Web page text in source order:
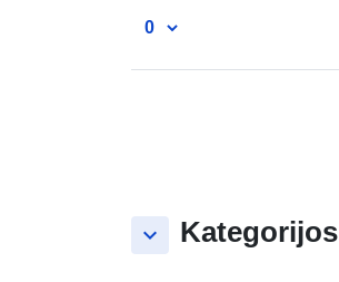
0
keyboard_arrow_down Kategorijos